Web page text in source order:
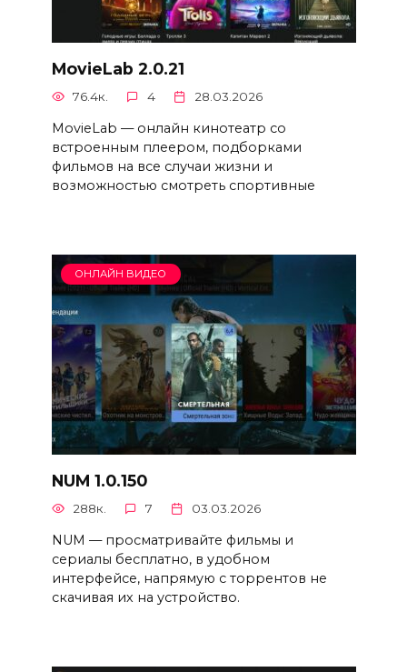
MovieLab 2.0.21
76.4к. 4 28.03.2026
MovieLab — онлайн кинотеатр со
встроенным плеером, подборками
фильмов на все случаи жизни и
возможностью смотреть спортивные
ОНЛАЙН ВИДЕО
NUM 1.0.150
288к. 7 03.03.2026
NUM — просматривайте фильмы и
сериалы бесплатно, в удобном
интерфейсе, напрямую с торрентов не
скачивая их на устройство.